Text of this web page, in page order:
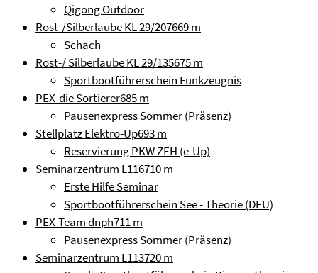
Qigong Outdoor
Rost-/Silberlaube KL 29/207669 m
Schach
Rost-/ Silberlaube KL 29/135675 m
Sportbootführerschein Funkzeugnis
PEX-die Sortierer685 m
Pausenexpress Sommer (Präsenz)
Stellplatz Elektro-Up693 m
Reservierung PKW ZEH (e-Up)
Seminarzentrum L116710 m
Erste Hilfe Seminar
Sportbootführerschein See - Theorie (DEU)
PEX-Team dnph711 m
Pausenexpress Sommer (Präsenz)
Seminarzentrum L113720 m